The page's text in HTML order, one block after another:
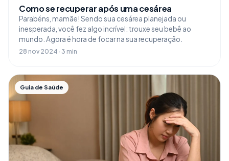
Como se recuperar após uma cesárea
Parabéns, mamãe! Sendo sua cesárea planejada ou
inesperada, você fez algo incrível: trouxe seu bebê ao
mundo. Agora é hora de focar na sua recuperação.
28 nov 2024 · 3 min
Guia de Saúde